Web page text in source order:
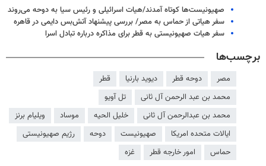
صهیونیست‌ها کوتاه آمدند/هیات اسرائیلی و رئیس سیا به دوحه می‌روند
سفر هیاتی از حماس به مصر/ بررسی پیشنهاد آتش‌بس دایمی در قاهره
سفر هیات صهیونیستی به قطر برای مذاکره درباره تبادل اسرا
برچسب‌ها
مصر دوحه قطر دیوید بارنیا
قطر
محمد بن عبد الرحمن آل ثانی
تل آویو
محمد بن عبدالرحمن آل ثانی
خلیل الحیه موساد
ویلیام برنز
ایالات متحده امریکا
صهیونیست دوحه
رژیم صهیونیستی
حماس
امور خارجه قطر غزه